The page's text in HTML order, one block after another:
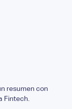
resumen con
Fintech.